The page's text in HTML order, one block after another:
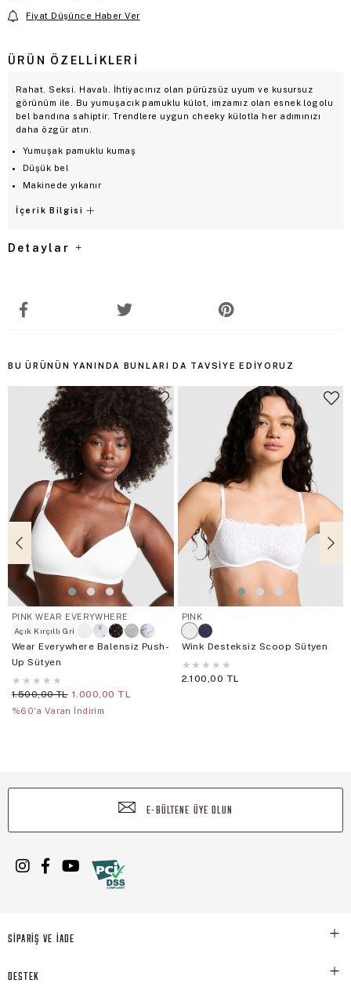
Fiyat Düşünce Haber Ver
ÜRÜN ÖZELLIKLERI
Rahat. Seksi. Havalı. İhtiyacınız olan pürüzsüz uyum ve kusursuz
görünüm ile. Bu yumuşacık pamuklu külot, imzamız olan esnek logolu
bel bandına sahiptir. Trendlere uygun cheeky külotla her adımınızı
daha özgür atın.
Yumuşak pamuklu kumaş
Düşük bel
Makinede yıkanır
İçerik Bilgisi
Detaylar
BU ÜRÜNÜN YANINDA BUNLARI DA TAVSIYE EDIYORUZ
PINK WEAR EVERYWHERE
Açık Kırçıllı Gri
Wear Everywhere Balensiz Push-
Up Sütyen
★ ★ ★ ★ ★
1.500,00 TL 1.000,00 TL
%60'a Varan İndirim
PINK
Wink Desteksiz Scoop Sütyen
★ ★ ★ ★ ★
2.100,00 TL
E-BÜLTENE ÜYE OLUN
SİPARİŞ VE İADE
DESTEK